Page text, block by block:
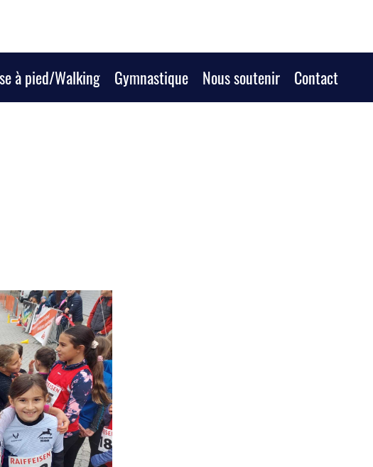
à pied/Walking Gymnastique Nous soutenir Contact